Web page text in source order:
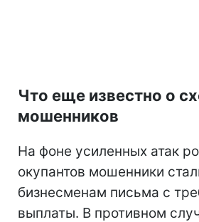
Что еще известно о
мошенников
На фоне усиленных атак
окупантов мошенники
бизнесменам письма с
выплаты. В противном